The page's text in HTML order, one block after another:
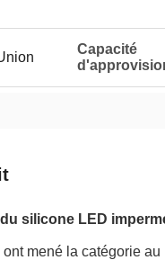
Capacité
silicone LED
mené la catégorie